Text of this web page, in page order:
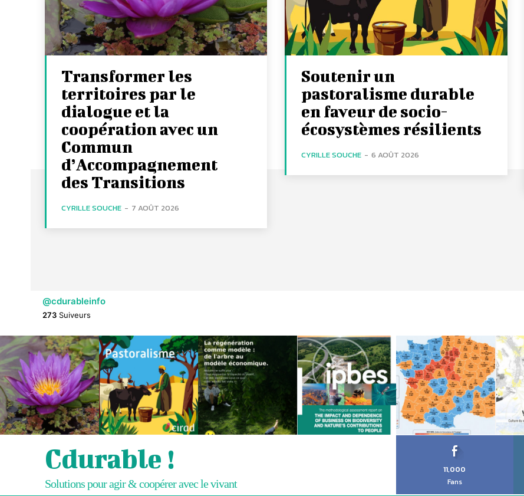
Transformer les
territoires par le
dialogue et la
coopération avec un
Commun
d’Accompagnement
des Transitions
CYRILLE SOUCHE - 7 AOÛT 2026
Soutenir un
pastoralisme durable
en faveur de socio-
écosystèmes résilients
CYRILLE SOUCHE - 6 AOÛT 2026
@cdurableinfo
273 Suiveurs
Cdurable !
Solutions pour agir & coopérer avec le vivant
11,000
Fans